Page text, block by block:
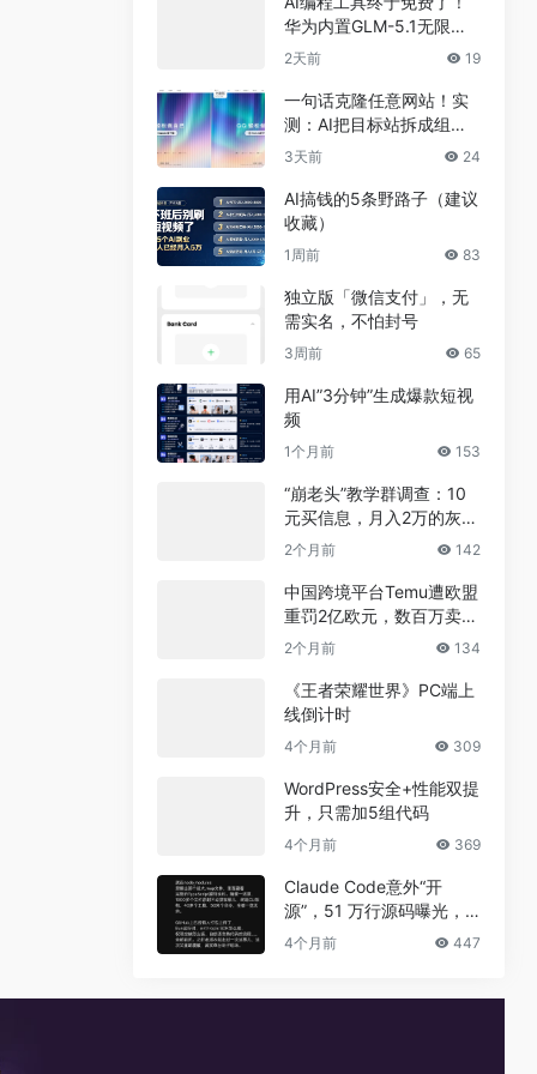
华为内置GLM-5.1无限
用，npm装完就能写代码
2天前 19
一句话克隆任意网站！实
测：AI把目标站拆成组
件，差异不到5%
3天前 24
AI搞钱的5条野路子（建议
收藏）
1周前 83
独立版「微信支付」，无
需实名，不怕封号
3周前 65
用AI”3分钟”生成爆款短视
频
1个月前 153
“崩老头”教学群调查：10
元买信息，月入2万的灰色
兼职真相
2个月前 142
中国跨境平台Temu遭欧盟
重罚2亿欧元，数百万卖家
恐受牵连
2个月前 134
《王者荣耀世界》PC端上
线倒计时
4个月前 309
WordPress安全+性能双提
升，只需加5组代码
4个月前 369
Claude Code意外“开
源”，51 万行源码曝光，
但真正的秘密没有泄露
4个月前 447